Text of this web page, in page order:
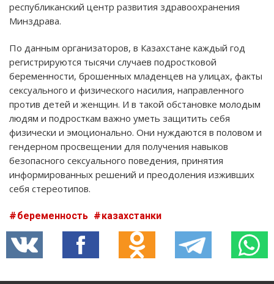
республиканский центр развития здравоохранения
Минздрава.
По данным организаторов, в Казахстане каждый год
регистрируются тысячи случаев подростковой
беременности, брошенных младенцев на улицах, факты
сексуального и физического насилия, направленного
против детей и женщин. И в такой обстановке молодым
людям и подросткам важно уметь защитить себя
физически и эмоционально. Они нуждаются в половом и
гендерном просвещении для получения навыков
безопасного сексуального поведения, принятия
информированных решений и преодоления изживших
себя стереотипов.
беременность казахстанки